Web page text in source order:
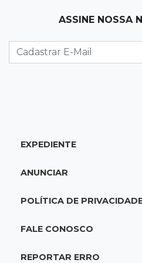
Granizo danifica telhados
durante temporal no
Vitória goleia Athletico-
confronto com policiais
ASSINE NOSSA
EXPEDIENTE
ANUNCIAR
POLÍTICA DE
FALE CONOSCO
REPORTAR ERRO